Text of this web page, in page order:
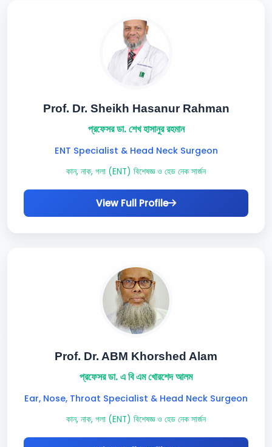
Prof. Dr. Sheikh Hasanur Rahman
প্রফেসর ডা. শেখ হাসানুর রহমান
ENT Specialist & Head Neck Surgeon
কান, নাক, গলা (ENT) বিশেষজ্ঞ ও হেড নেক সার্জন
View Full Profile
Prof. Dr. ABM Khorshed Alam
প্রফেসর ডা. এ বি এম খোরশেদ আলম
Ear, Nose, Throat Specialist & Head Neck Surgeon
কান, নাক, গলা (ENT) বিশেষজ্ঞ ও হেড নেক সার্জন